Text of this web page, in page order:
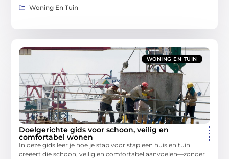
Woning En Tuin
WONING EN TUIN
Doelgerichte gids voor schoon, veilig en
comfortabel wonen
In deze gids leer je hoe je stap voor stap een huis en tuin
creëert die schoon, veilig en comfortabel aanvoelen—zonder